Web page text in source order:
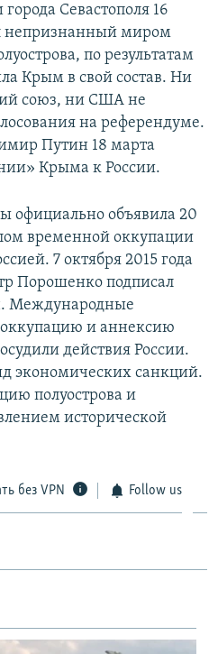
Севастополя 16
непризнанный миром
по результатам
Крым в свой состав. Ни
союз, ни США не
на референдуме.
Путин 18 марта
Крыма к России.
официально объявила 20
временной оккупации
7 октября 2015 года
Порошенко подписал
Международные
и аннексию
действия России.
экономических санкций.
полуострова и
исторической
без VPN Follow us